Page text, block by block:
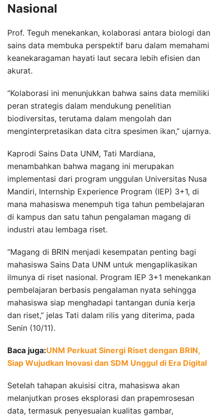
Nasional
Prof. Teguh menekankan, kolaborasi antara biologi dan
sains data membuka perspektif baru dalam memahami
keanekaragaman hayati laut secara lebih efisien dan
akurat.
“Kolaborasi ini menunjukkan bahwa sains data memiliki
peran strategis dalam mendukung penelitian
biodiversitas, terutama dalam mengolah dan
menginterpretasikan data citra spesimen ikan,” ujarnya.
Kaprodi Sains Data UNM, Tati Mardiana,
menambahkan bahwa magang ini merupakan
implementasi dari program unggulan Universitas Nusa
Mandiri, Internship Experience Program (IEP) 3+1, di
mana mahasiswa menempuh tiga tahun pembelajaran
di kampus dan satu tahun pengalaman magang di
industri atau lembaga riset.
“Magang di BRIN menjadi kesempatan penting bagi
mahasiswa Sains Data UNM untuk mengaplikasikan
ilmunya di riset nasional. Program IEP 3+1 menekankan
pembelajaran berbasis pengalaman nyata sehingga
mahasiswa siap menghadapi tantangan dunia kerja
dan riset,” jelas Tati dalam rilis yang diterima, pada
Senin (10/11).
Baca juga:UNM Perkuat Sinergi Riset dengan BRIN,
Siap Wujudkan Inovasi dan SDM Unggul di Era Digital
Setelah tahapan akuisisi citra, mahasiswa akan
melanjutkan proses eksplorasi dan prapemrosesan
data, termasuk penyesuaian kualitas gambar,